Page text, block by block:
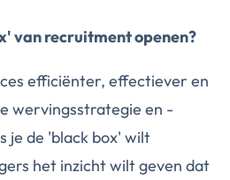
van recruitment openen?
efficiënter, effectiever en
wervingsstrategie en -
je de 'black box' wilt
het inzicht wilt geven dat